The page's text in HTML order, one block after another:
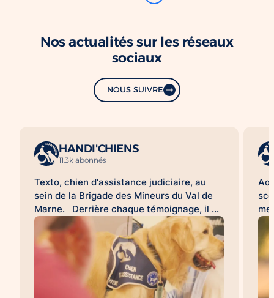
Nos actualités sur les réseaux
sociaux
NOUS SUIVRE
HANDI'CHIENS
11.3k abonnés
Texto, chien d'assistance judiciaire, au
sein de la Brigade des Mineurs du Val de
Marne. Derrière chaque témoignage, il y
a une histoire difficile à raconter. Pour de
nombreuses victimes, franchir la porte
d'un commissariat ou d'un tribunal, revivre
les faits lors d'une audition ou d'une
expertise peut être une épreuve. À leurs
côtés, les chiens d'assistance judiciaire